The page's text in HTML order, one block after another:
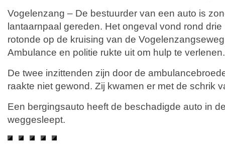
Vogelenzang – De bestuurder van een auto is
lantaarnpaal gereden. Het ongeval vond rond
rotonde op de kruising van de
Ambulance en politie rukte uit om hulp te verlenen.
De twee inzittenden zijn door de
raakte niet gewond. Zij kwamen er met de schrik
Een bergingsauto heeft de beschadigde auto in
weggesleept.